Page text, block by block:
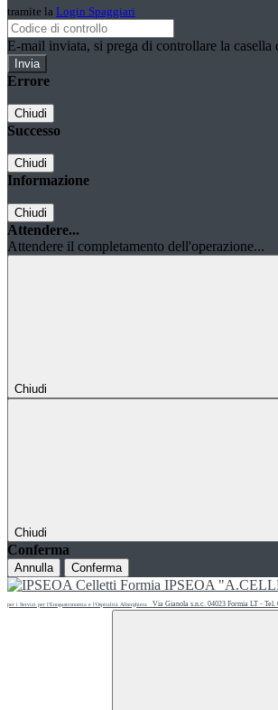
tramite la Login Spaggiari
E-mail inviata, si prega di controllare la casella
Errore
Chiudi
Successo
Chiudi
Informazione
Chiudi
Attendere...
Attendere il completamento dell'operazione...
Chiudi
Chiudi
Conferma
Annulla Conferma
IPSEOA
per i Servizi per l'Enogastronomia e l'Ospitalità Alberghiera Via Gianola s.n.c. 04023 Formia LT - Tel.